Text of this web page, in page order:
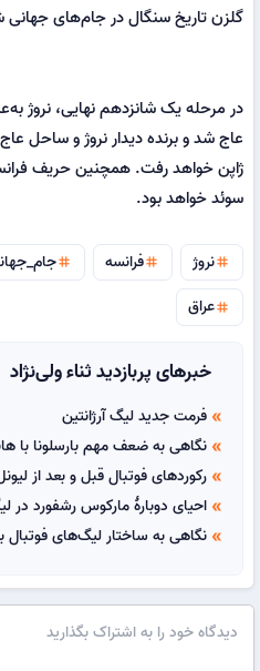
گلزن تاریخ سنگال در جام‌های جهانی شد (۴ گل در
عاج شد و برنده دیدار نروژ و ساحل
ژاپن‌ خواهد رفت. همچنین حریف
سوئد خواهد بود.
tagنروژ tagفرانسه tag
tagعراق
خبرهای پربازدید ثناء ولی‌نژاد
double_arrow فرمت جدید لیگ آرژانتین
double_arrow نگاهی به ضعف مهم بارسلونا با
double_arrow رکوردهای فوتبال قبل و بعد از
double_arrow احیای دوبارهٔ مارکوس رشفورد در
double_arrow نگاهی به ساختار لیگ‌های فوتبال